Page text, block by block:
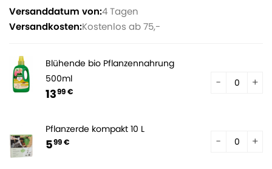
Versanddatum von:4 Tagen
Versandkosten:Kostenlos ab 75,-
Blühende bio Pflanzennahrung
500ml
1399 €
Pflanzerde kompakt 10 L
599 €